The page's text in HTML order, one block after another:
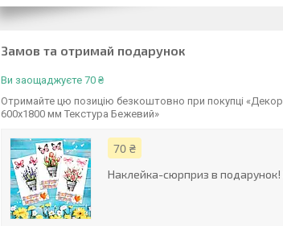
Замов та отримай подарунок
Ви заощаджуєте 70 ₴
Отримайте цю позицію безкоштовно при покупці
600х1800 мм Текстура Бежевий»
70 ₴
Наклейка-сюрприз в подарунок!